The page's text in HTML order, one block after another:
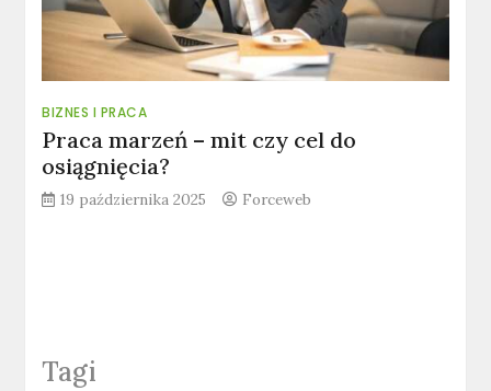
BIZNES I PRACA
Praca marzeń – mit czy cel do
osiągnięcia?
19 października 2025 Forceweb
Tagi